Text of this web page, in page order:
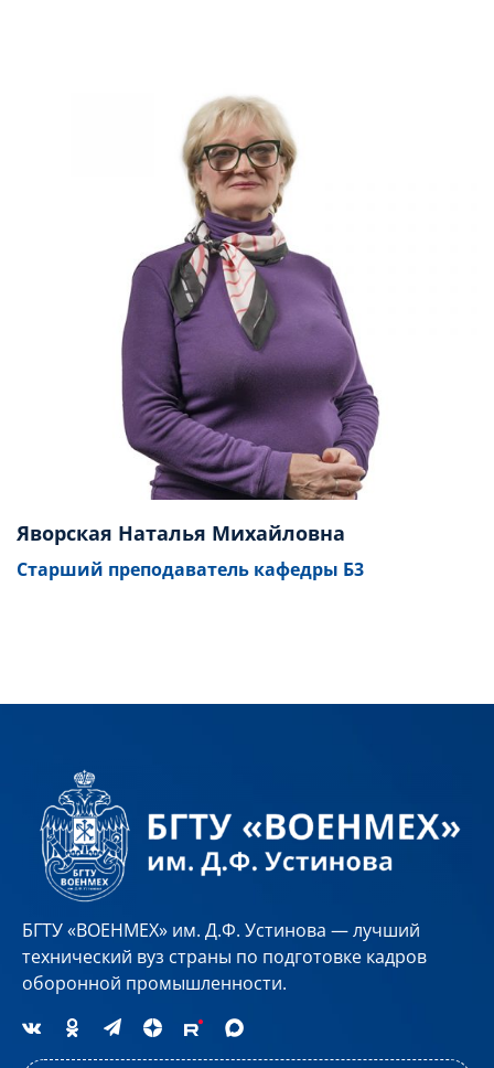
Яворская Наталья Михайловна
Старший преподаватель кафедры Б3
БГТУ «ВОЕНМЕХ» им. Д.Ф. Устинова — лучший
технический вуз страны по подготовке кадров
оборонной промышленности.